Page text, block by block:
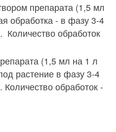
препарата (1,5 мл
обработка - в фазу 3-4
Количество обработок
(1,5 мл на 1 л
растение в фазу 3-4
обработок -